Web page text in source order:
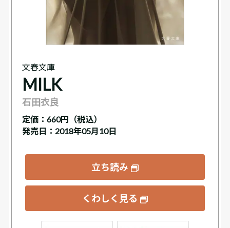
文春文庫
MILK
石田衣良
定価： 660円（税込）
発売日：2018年05月10日
立ち読み
くわしく見る